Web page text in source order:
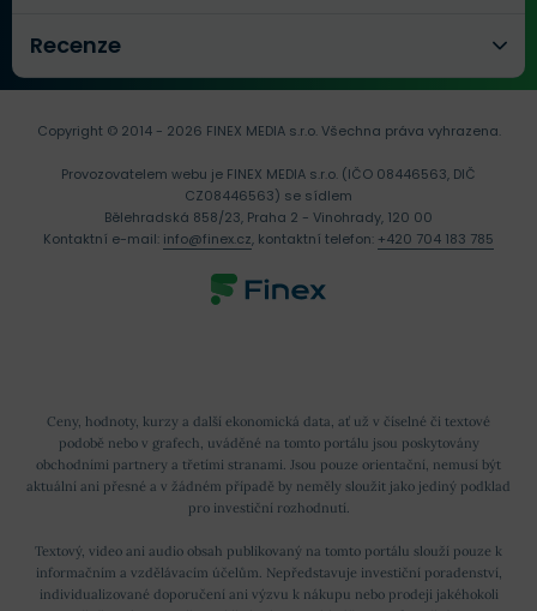
Recenze
Ceny, hodnoty, kurzy a další ekonomická data, ať už v číselné či textové
podobě nebo v grafech, uváděné na tomto portálu jsou poskytovány
obchodními partnery a třetími stranami. Jsou pouze orientační, nemusí být
aktuální ani přesné a v žádném případě by neměly sloužit jako jediný podklad
pro investiční rozhodnutí.
Textový, video ani audio obsah publikovaný na tomto portálu slouží pouze k
informačním a vzdělávacím účelům. Nepředstavuje investiční poradenství,
individualizované doporučení ani výzvu k nákupu nebo prodeji jakéhokoli
Copyright © 2014 - 2026 FINEX MEDIA s.r.o.Všechna práva vyhrazena.
Provozovatelem webu je FINEX MEDIA s.r.o. (IČO 08446563, DIČ
CZ08446563) se sídlem
Bělehradská 858/23, Praha 2 - Vinohrady, 120 00
Kontaktní e-mail: info@finex.cz, kontaktní telefon: +420 704 183 785